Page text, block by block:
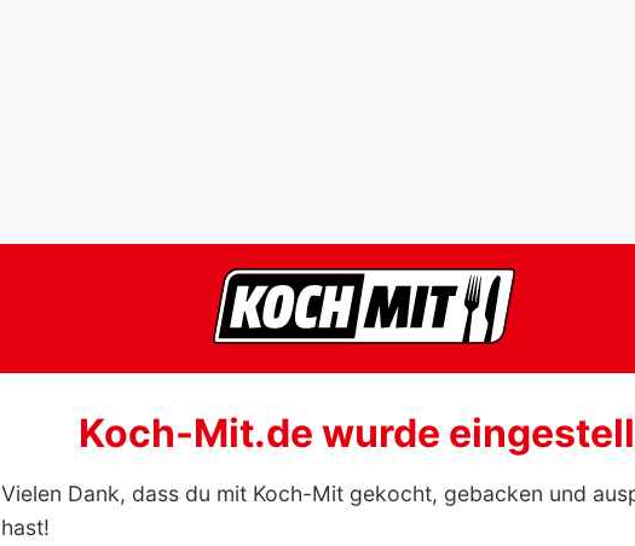
Koch-Mit.de wurde
Vielen Dank, dass du mit Koch-Mit gekocht, gebacken und
hast!